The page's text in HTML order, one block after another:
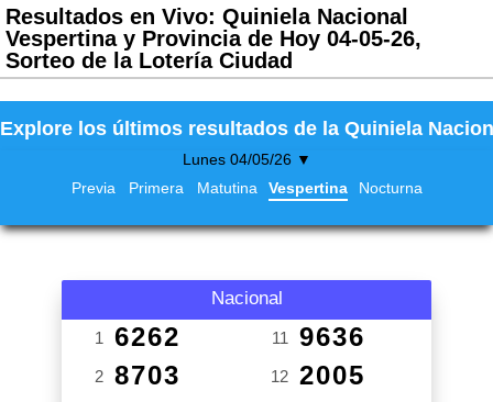
Resultados en Vivo: Quiniela Nacional
Vespertina y Provincia de Hoy 04-05-26,
Sorteo de la Lotería Ciudad
Explore los últimos resultados de la Quiniela
Lunes 04/05/26 ▼
Previa
Primera Matutina Vespertina Nocturna
Nacional
1 6262
2 8703
11 9636
12 2005